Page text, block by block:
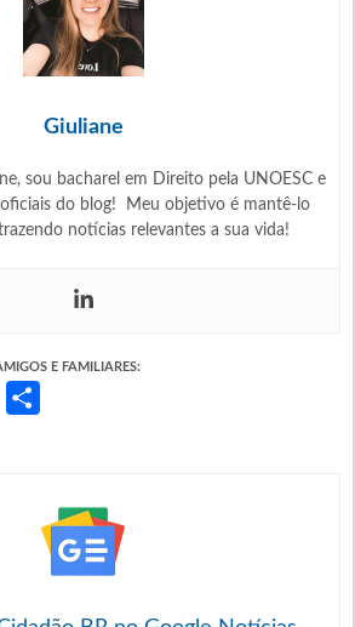
Giuliane
sou bacharel em Direito pela UNOESC e
do blog! Meu objetivo é mantê-lo
notícias relevantes a sua vida!
E FAMILIARES:
Email